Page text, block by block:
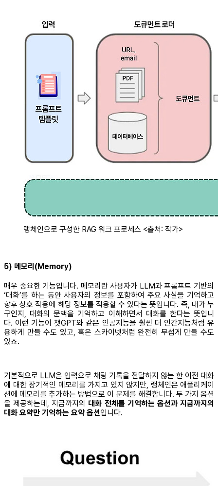
랭체인으로 구성한 RAG 워크 프로세스 <출처: 작가>
5) 메모리(Memory)
매우 중요한 기능입니다. 메모리란 사용자가 LLM과 프롬프트 기반의
‘대화’를 하는 동안 사용자의 정보를 포함하여 주요 사실을 기억하고
향후 상호 작용에 해당 정보를 적용할 수 있다는 뜻입니다. 즉, 내가 누
구인지, 대화의 문맥을 기억하고 이해하면서 대화를 한다는 뜻입니
다. 이런 기능이 챗GPT와 같은 인공지능을 훨씬 더 인간지능처럼 유
용하게 만들 수도 있고, 혹은 스카이넷처럼 완전히 무섭게 만들 수도
있죠.
기본적으로 LLM은 입력으로 채팅 기록을 전달하지 않는 한 이전 대화
에 대한 장기적인 메모리를 가지고 있지 않지만, 랭체인은 애플리케이
션에 메모리를 추가하는 방법으로 이 문제를 해결합니다. 두 가지 옵션
을 제공하는데, 지금까지의 대화 전체를 기억하는 옵션과 지금까지의
대화 요약만 기억하는 요약 옵션입니다.